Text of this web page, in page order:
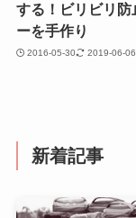
する！ビリビリ防
ーを手作り
2016-05-30 2019-06-06
新着記事